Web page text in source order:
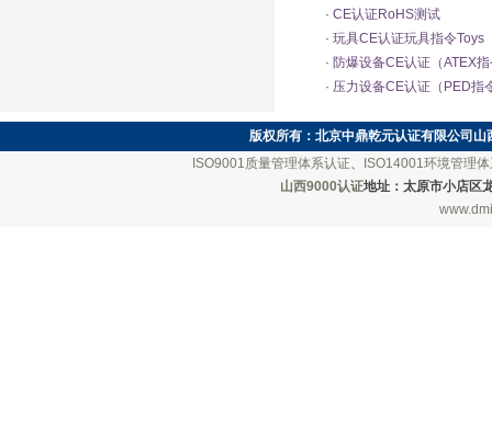
· CE认证RoHS测试
· 玩具CE认证玩具指令Toys
· 防爆设备CE认证（ATEX
· 压力设备CE认证（PED指
版权所有： 北京中鼎乾元认证有限公司山
ISO9001质量管理体系认证、
ISO14001环境管理
山西9000认证地址：太原市小店区